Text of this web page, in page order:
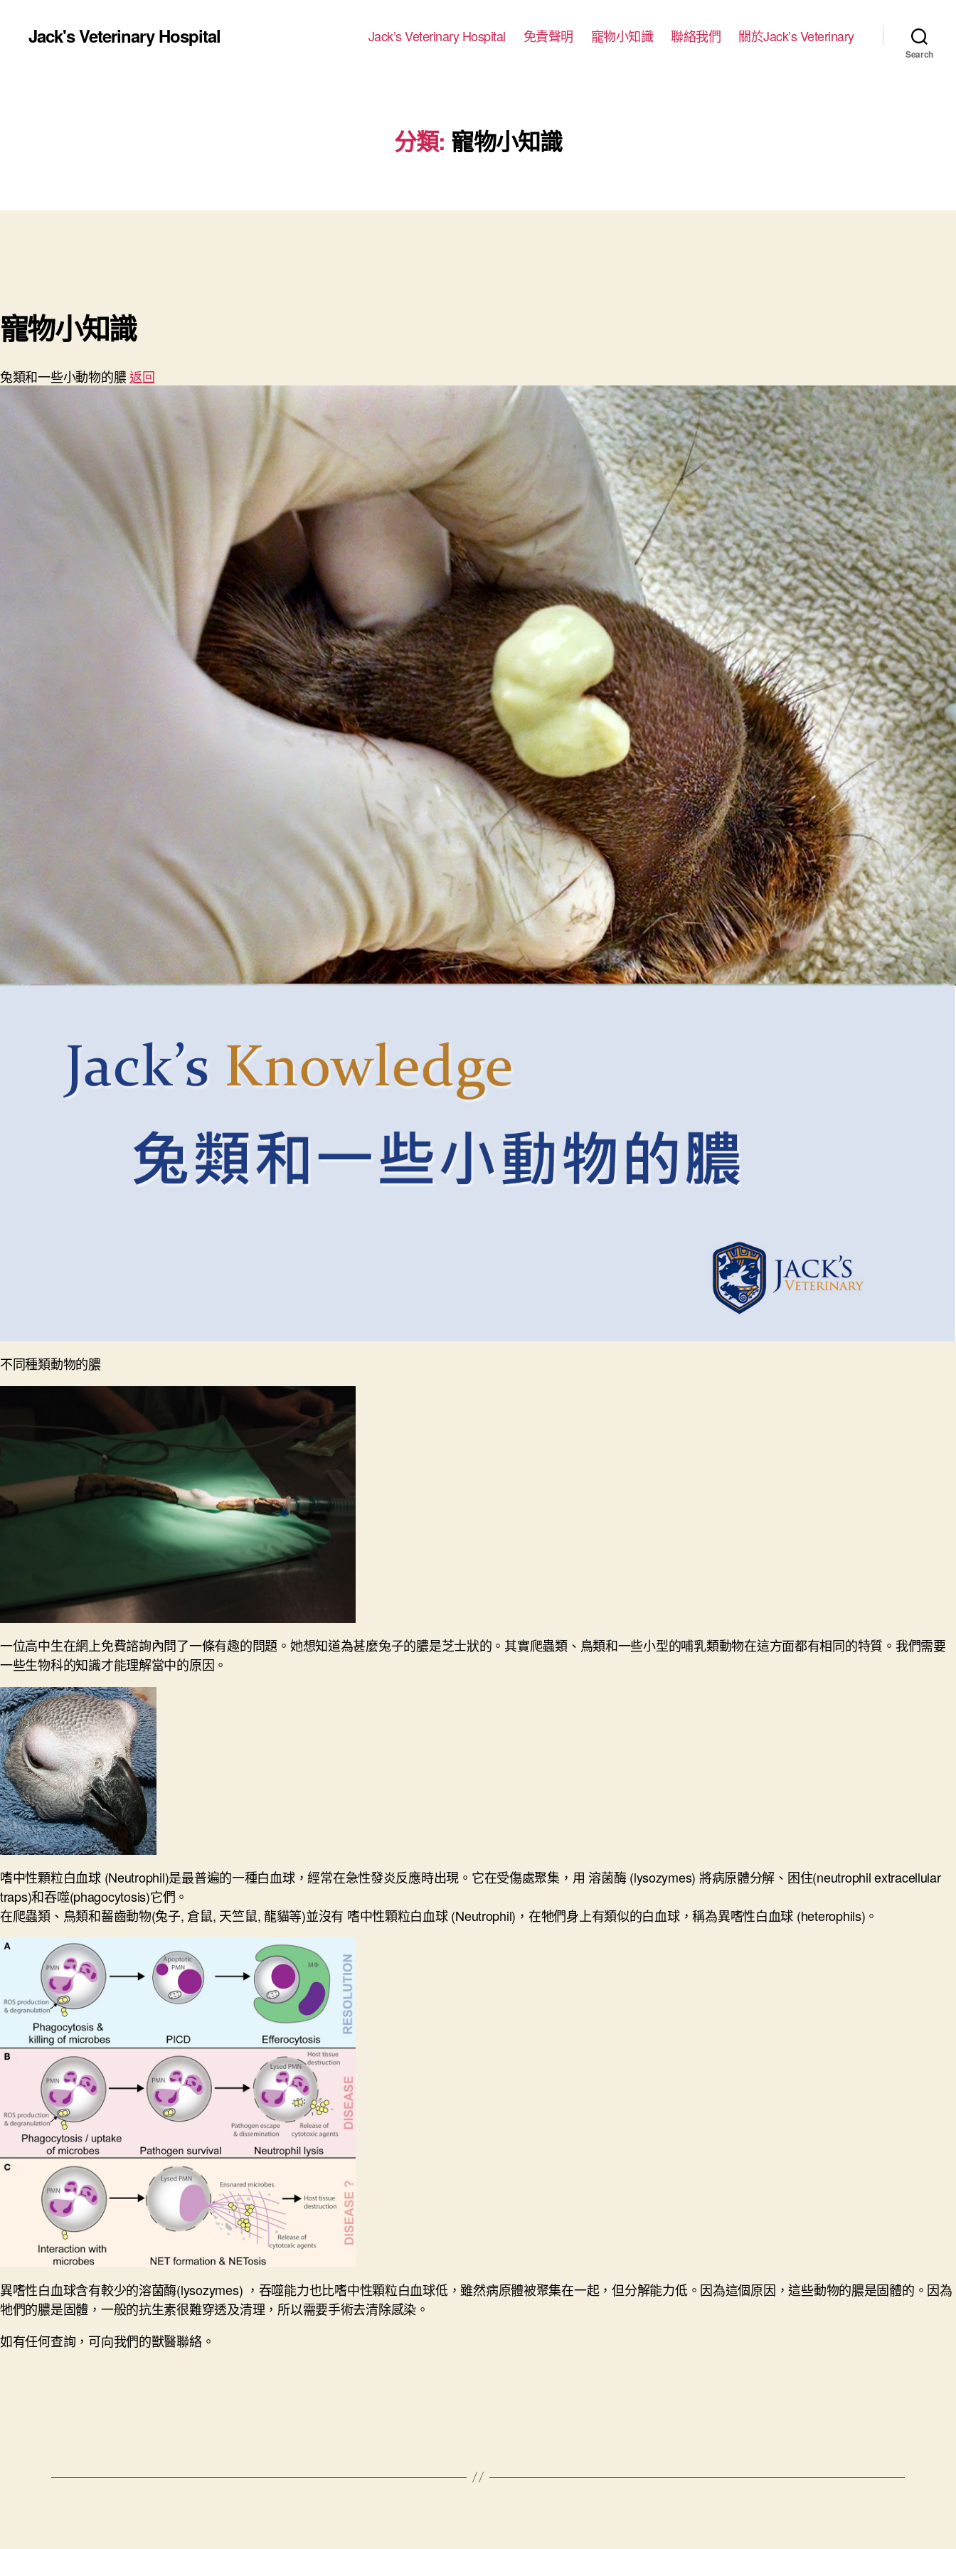
Jack's Veterinary Hospital Jack’s Veterinary Hospital 免責聲明 寵物小知識 聯絡我們 關於Jack’s Veterinary
Search
分類: 寵物小知識
寵物小知識
兔類和一些小動物的膿返回
不同種類動物的膿
一位高中生在網上免費諮詢內問了一條有趣的問題。她想知道為甚麼兔子的膿是芝士狀的。其實爬蟲類、鳥類和一些小型的哺乳類動物在這方面都有相同的特質。我們需要
一些生物科的知識才能理解當中的原因。
嗜中性顆粒白血球 (Neutrophil)是最普遍的一種白血球，經常在急性發炎反應時出現。它在受傷處聚集，用 溶菌酶 (lysozymes) 將病原體分解、困住(neutrophil extracellular
traps)和吞噬(phagocytosis)它們。
在爬蟲類、鳥類和齧齒動物(兔子, 倉鼠, 天竺鼠, 龍貓等)並沒有 嗜中性顆粒白血球 (Neutrophil)，在牠們身上有類似的白血球，稱為異嗜性白血球 (heterophils)。
異嗜性白血球含有較少的溶菌酶(lysozymes) ，吞噬能力也比嗜中性顆粒白血球低，雖然病原體被聚集在一起，但分解能力低。因為這個原因，這些動物的膿是固體的。因為
牠們的膿是固體，一般的抗生素很難穿透及清理，所以需要手術去清除感染。
如有任何查詢，可向我們的獸醫聯絡。